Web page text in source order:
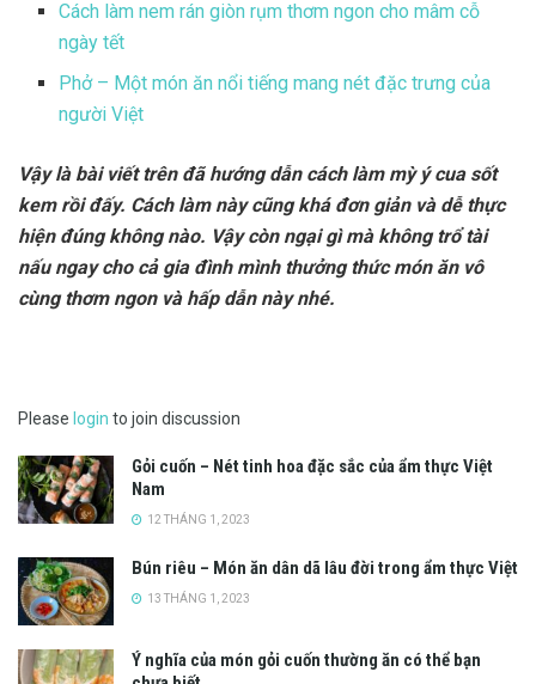
Cách làm nem rán giòn rụm thơm ngon cho mâm cỗ
ngày tết
Phở – Một món ăn nổi tiếng mang nét đặc trưng của
người Việt
Vậy là bài viết trên đã hướng dẫn cách làm mỳ ý cua sốt
kem rồi đấy. Cách làm này cũng khá đơn giản và dễ thực
hiện đúng không nào. Vậy còn ngại gì mà không trổ tài
nấu ngay cho cả gia đình mình thưởng thức món ăn vô
cùng thơm ngon và hấp dẫn này nhé.
Please login to join discussion
Gỏi cuốn – Nét tinh hoa đặc sắc của ẩm thực Việt
Nam
12 THÁNG 1, 2023
Bún riêu – Món ăn dân dã lâu đời trong ẩm thực Việt
13 THÁNG 1, 2023
Ý nghĩa của món gỏi cuốn thường ăn có thể bạn